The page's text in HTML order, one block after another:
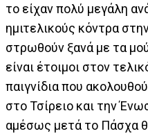
το είχαν πολύ μεγάλη
ημιτελικούς κόντρα
στρωθούν ξανά με τα
είναι έτοιμοι στον
παιγνίδια που
στο Τσίρειο και την
αμέσως μετά το Πάσχα